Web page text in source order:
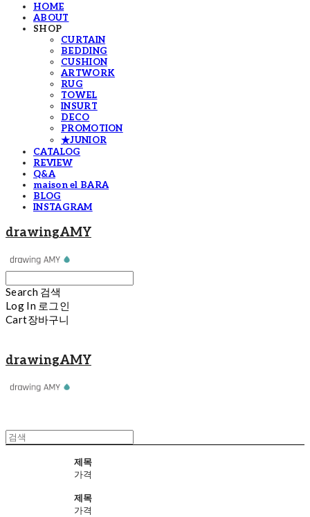
HOME
ABOUT
SHOP
CURTAIN
BEDDING
CUSHION
ARTWORK
RUG
TOWEL
INSURT
DECO
PROMOTION
★JUNIOR
CATALOG
REVIEW
Q&A
maison el BARA
BLOG
INSTAGRAM
drawingAMY
Search 검색
Log In 로그인
Cart장바구니
drawingAMY
제목
가격
제목
가격